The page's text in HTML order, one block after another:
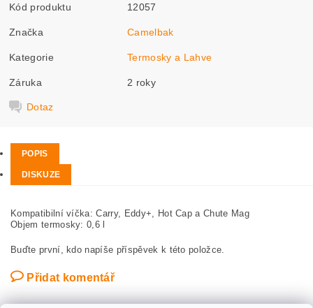
Kód produktu 12057
Značka Camelbak
Kategorie Termosky a Lahve
Záruka 2 roky
Dotaz
POPIS
DISKUZE
Kompatibilní víčka: Carry, Eddy+, Hot Cap a Chute Mag
Objem termosky: 0,6 l
Buďte první, kdo napíše příspěvek k této položce.
Přidat komentář